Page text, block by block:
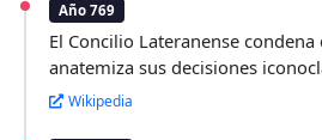
Año 769
El Concilio Lateranense
anatemiza sus decisiones
Wikipedia